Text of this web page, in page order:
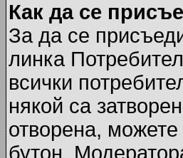
Как да се
За да се
линка
всички
някой са
отворена, можете
бутон.